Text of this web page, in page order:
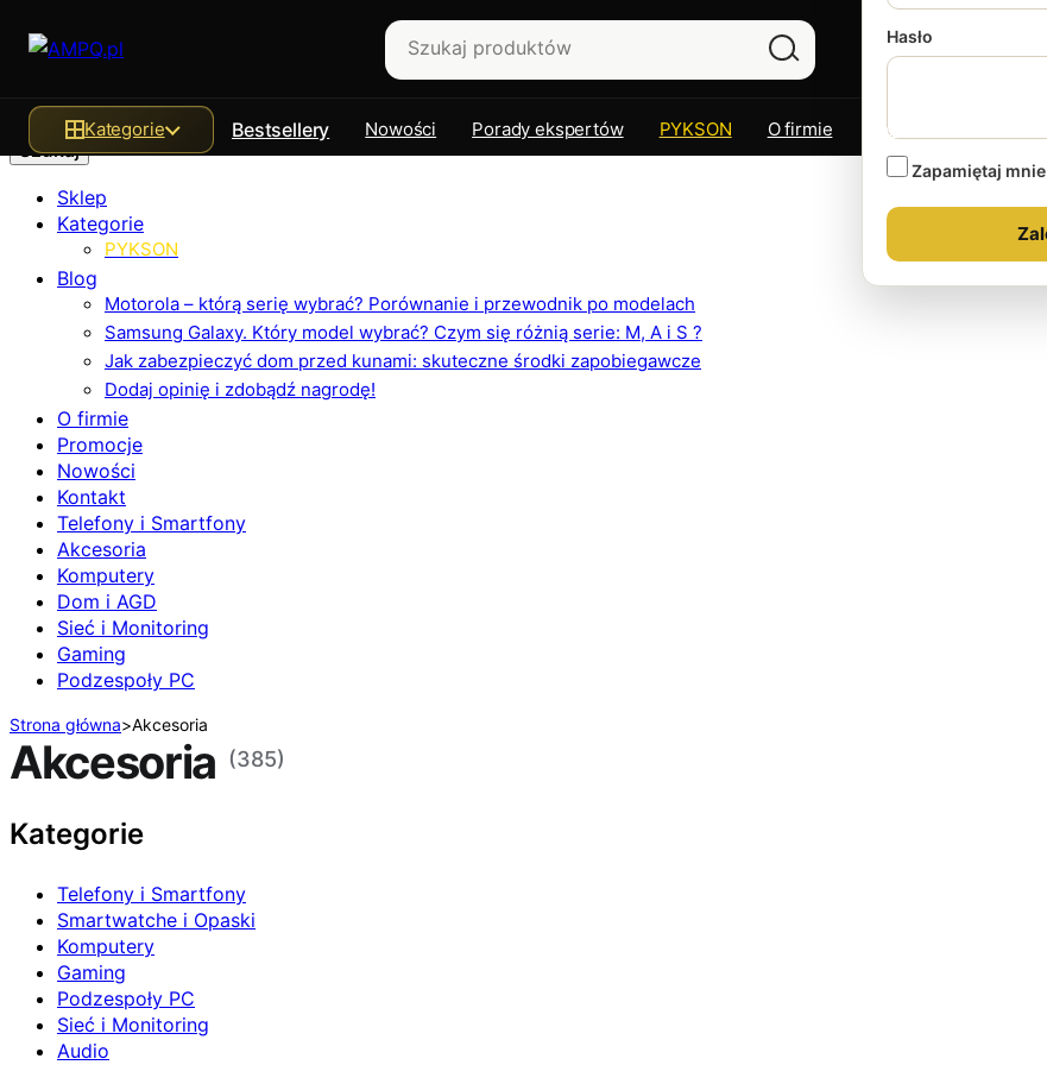
Szukaj
Sklep
Kategorie
PYKSON
Blog
Motorola – którą serię wybrać? Porównanie i przewodnik po modelach
Samsung Galaxy. Który model wybrać? Czym się różnią serie: M, A i S ?
Jak zabezpieczyć dom przed kunami: skuteczne środki zapobiegawcze
Dodaj opinię i zdobądź nagrodę!
O firmie
Promocje
Nowości
Kontakt
Telefony i Smartfony
Akcesoria
Komputery
Dom i AGD
Sieć i Monitoring
Gaming
Podzespoły PC
Hasło
Zapamiętaj mnie
Kategorie Bestsellery Nowości Porady ekspertów PYKSON O firmie Kontakt
Strona główna>Akcesoria
Akcesoria (385)
Kategorie
Telefony i Smartfony
Smartwatche i Opaski
Komputery
Gaming
Podzespoły PC
Sieć i Monitoring
Audio